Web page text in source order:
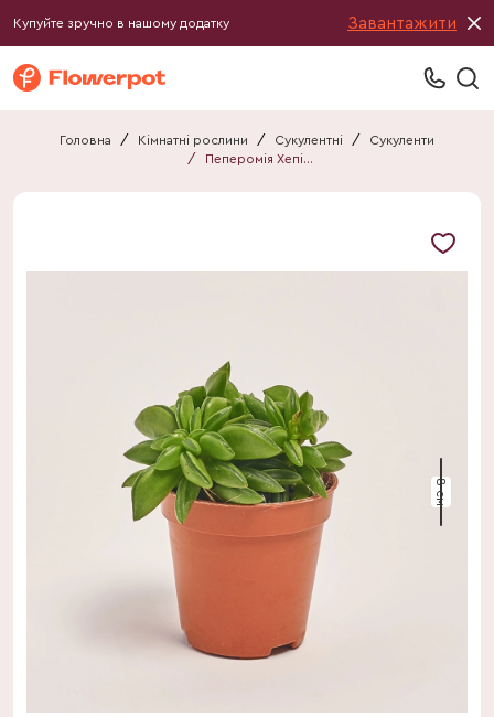
Купуйте зручно в нашому додатку Завантажити
Головна / Кімнатні рослини / Сукулентні /
Сукуленти
/
Пеперомія Хепі Бін
8 см